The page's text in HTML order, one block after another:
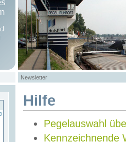
Newsletter
Hilfe
Pegelauswahl
Kennzeichnende